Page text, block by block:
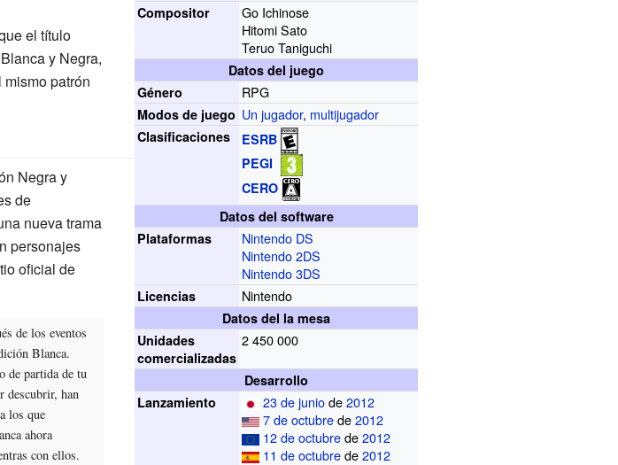
Compositor
Go Ichinose
Hitomi Sato
Teruo Taniguchi
Datos del juego
Género
RPG
Modos de juego Un jugador, multijugador
Clasificaciones
ESRB
PEGI
CERO
Datos del software
Plataformas
Nintendo DS
Nintendo 2DS
Nintendo 3DS
Licencias Nintendo
Datos del la mesa
Unidades
comercializadas
2 450 000
Desarrollo
Lanzamiento
23 de juniode2012
7 de octubrede2012
12 de octubrede2012
11 de octubrede2012
el título
y Negra,
patrón
Negra y
de
nueva trama
personajes
oficial de
de los eventos
Blanca.
de partida de tu
descubrir, han
los que
ahora
con ellos.